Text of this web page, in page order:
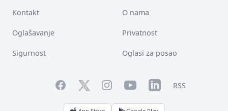
Kontakt O nama
Oglašavanje Privatnost
Sigurnost Oglasi za posao
FacebookTwitterInstagramYouTubeLinkedInRSS